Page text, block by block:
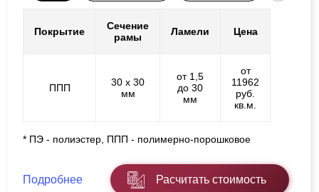
Покрытие
Сечение
рамы
Ламели Цена
ППП
30 х 30
мм
от 1,5
до 30
мм
от
11962
руб.
кв.м.
* ПЭ - полиэстер, ППП - полимерно-порошковое
Подробнее Расчитать стоимость